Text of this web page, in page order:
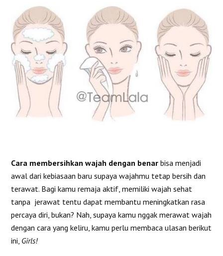
Cara membersihkan wajah dengan benar bisa menjadi
awal dari kebiasaan baru supaya wajahmu tetap bersih dan
terawat. Bagi kamu remaja aktif, memiliki wajah sehat
tanpa jerawat tentu dapat membantu meningkatkan rasa
percaya diri, bukan? Nah, supaya kamu nggak merawat wajah
dengan cara yang keliru, kamu perlu membaca ulasan berikut
ini, Girls!